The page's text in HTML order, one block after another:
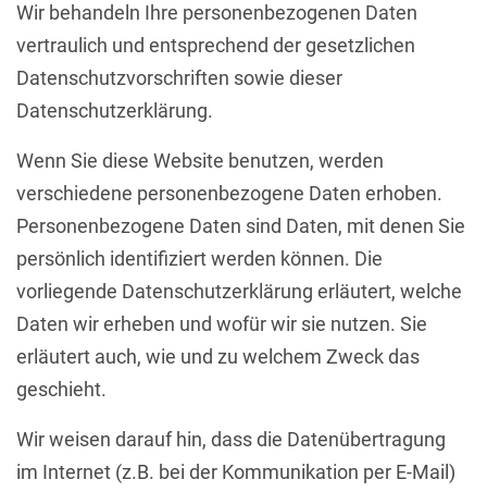
Wir behandeln Ihre personenbezogenen Daten
vertraulich und entsprechend der gesetzlichen
Datenschutzvorschriften sowie dieser
Datenschutzerklärung.
Wenn Sie diese Website benutzen, werden
verschiedene personenbezogene Daten erhoben.
Personenbezogene Daten sind Daten, mit denen Sie
persönlich identifiziert werden können. Die
vorliegende Datenschutzerklärung erläutert, welche
Daten wir erheben und wofür wir sie nutzen. Sie
erläutert auch, wie und zu welchem Zweck das
geschieht.
Wir weisen darauf hin, dass die Datenübertragung
im Internet (z.B. bei der Kommunikation per E-Mail)